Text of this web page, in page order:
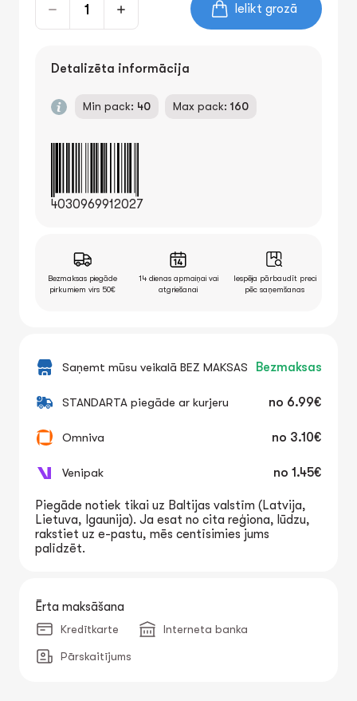
Ielikt grozā
Detalizēta informācija
Min pack: 40 Max pack: 160
4030969912027
Bezmaksas piegāde
pirkumiem virs 50€
14 dienas apmaiņai vai
atgriešanai
Iespēja pārbaudīt preci
pēc saņemšanas
Saņemt mūsu veikalā BEZ MAKSAS Bezmaksas
STANDARTA piegāde ar kurjeru no 6.99€
Omniva no 3.10€
Venipak no 1.45€
Piegāde notiek tikai uz Baltijas valstīm (Latvija,
Lietuva, Igaunija). Ja esat no cita reģiona, lūdzu,
rakstiet uz e-pastu, mēs centīsimies jums
palīdzēt.
Ērta maksāšana
Kredītkarte Interneta banka
Pārskaitījums